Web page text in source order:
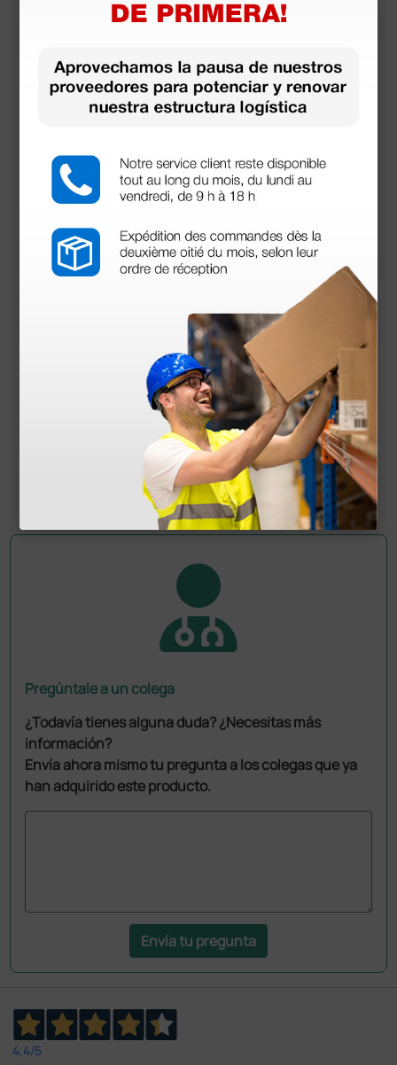
Se puede utilizar con:
Ecógrafo portátil Mindray DP-50 Expert sin
4.640,00 €
1 ud.
Pregúntale a un colega
¿Todavía tienes alguna duda? ¿Necesitas más
información?
Envía ahora mismo tu pregunta a los colegas que ya
han adquirido este producto.
Envía tu pregunta
4,4/5